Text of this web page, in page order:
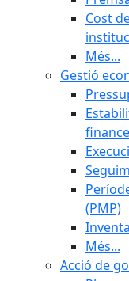
Cost
Més...
Gestió
(PMP)
Més...
Acció de